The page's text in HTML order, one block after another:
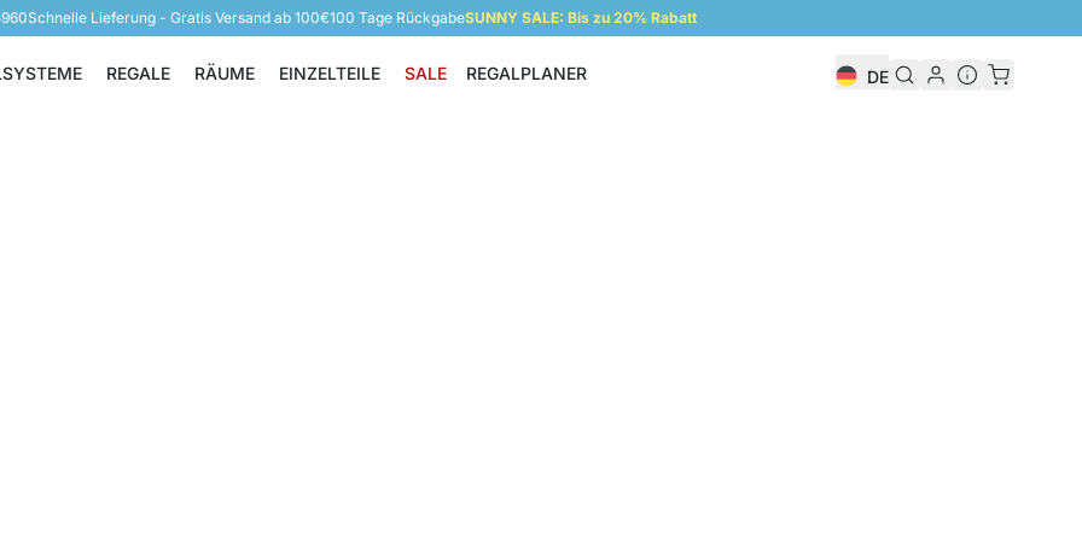
Schnelle Lieferung - Gratis Versand ab 100€100 Tage RückgabeSUNNY SALE: Bis zu 20% Rabatt
Regalsysteme
REGALE
Regale
RÄUME
Räume
EINZELTEILE
Einzelteile
SALE REGALPLANER DE